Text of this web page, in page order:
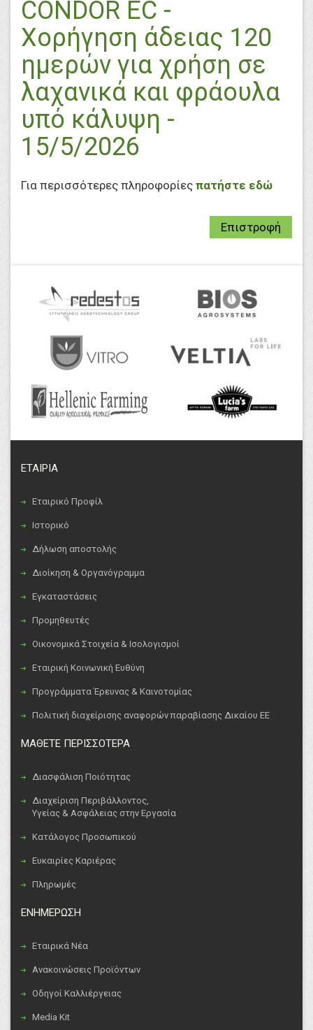
CONDOR EC -
Χορήγηση άδειας 120
ημερών για χρήση σε
λαχανικά και φράουλα
υπό κάλυψη -
15/5/2026
Για περισσότερες πληροφορίες πατήστε εδώ
Επιστροφή
ΕΤΑΙΡΙΑ
Εταιρικό Προφίλ
Ιστορικό
Δήλωση αποστολής
Διοίκηση & Οργανόγραμμα
Εγκαταστάσεις
Προμηθευτές
Οικονομικά Στοιχεία & Ισολογισμοί
Εταιρική Κοινωνική Ευθύνη
Προγράμματα Έρευνας & Καινοτομίας
Πολιτική διαχείρισης αναφορών παραβίασης Δικαίου ΕΕ
ΜΑΘΕΤΕ ΠΕΡΙΣΣΟΤΕΡΑ
Διασφάλιση Ποιότητας
Διαχείριση Περιβάλλοντος,
Υγείας & Ασφάλειας στην Εργασία
Κατάλογος Προσωπικού
Ευκαιρίες Καριέρας
Πληρωμές
ΕΝΗΜΕΡΩΣΗ
Εταιρικά Νέα
Ανακοινώσεις Προϊόντων
Οδηγοί Καλλιέργειας
Media Kit